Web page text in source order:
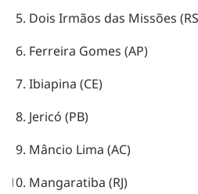
Dois Irmãos das Missões
Ferreira Gomes (AP)
Ibiapina (CE)
Jericó (PB)
Mâncio Lima (AC)
Mangaratiba (RJ)